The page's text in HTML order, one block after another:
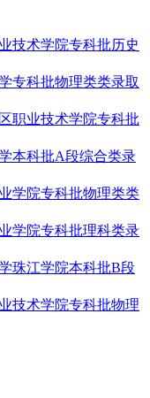
技术学院专科批历史
专科批物理类类录取
职业技术学院专科批
本科批A段综合类录
学院专科批物理类类
学院专科批理科类录
珠江学院本科批B段
技术学院专科批物理